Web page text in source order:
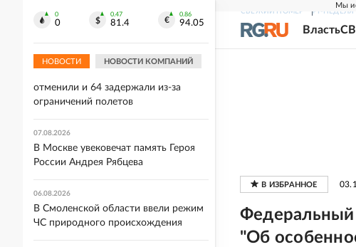
Мы
СВЕЖИЙ НОМЕР РГ-НЕДЕЛЯ
Власть
Федеральный
"Об
0
0
0.47
81.4
0.86
94.05
НОВОСТИ НОВОСТИ КОМПАНИЙ
Генсек ООН Гутерриш осудил удары
ВСУ по регионам России
07.08.2026
отменили и 64 задержали из-за
ограничений полетов
07.08.2026
В Москве увековечат память Героя
России Андрея Рябцева
06.08.2026
В Смоленской области ввели режим
ЧС природного происхождения